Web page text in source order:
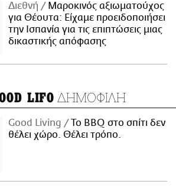
Διεθνή
Μαροκινός αξιωματούχος
για Θέουτα: Είχαμε προειδοποιήσει
την Ισπανία για τις επιπτώσεις μιας
δικαστικής απόφασης
LIFO ΔΗΜΟΦΙΛΗ
Good Living
Το BBQ στο σπίτι δεν
θέλει χώρο. Θέλει τρόπο.